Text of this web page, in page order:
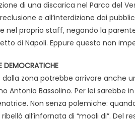
di una discarica nel Parco del
e all’interdizione dai
nel proprio staff, negando la
di Napoli. Eppure questo non
DEMOCRATICHE
dalla zona potrebbe arrivare anche
Antonio Bassolino. Per lei sarebbe
Non senza polemiche:
all’infornata di “mogli di”. Del